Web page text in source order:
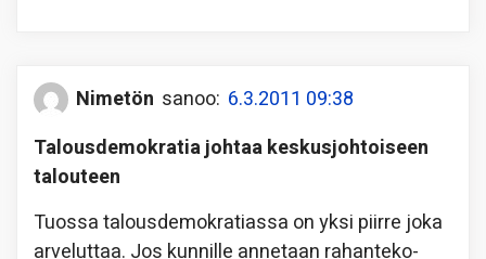
Nimetön sanoo: 6.3.2011 09:38
Talousdemokratia johtaa keskusjohtoiseen
talouteen
Tuossa talousdemokratiassa on yksi piirre joka
arveluttaa. Jos kunnille annetaan rahanteko-